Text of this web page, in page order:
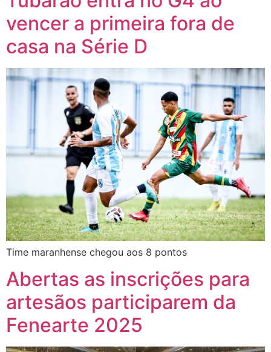
vencer a primeira fora de
casa na Série D
Time maranhense chegou aos 8 pontos
Abertas as inscrições para
artesãos participarem da
Fenearte 2025